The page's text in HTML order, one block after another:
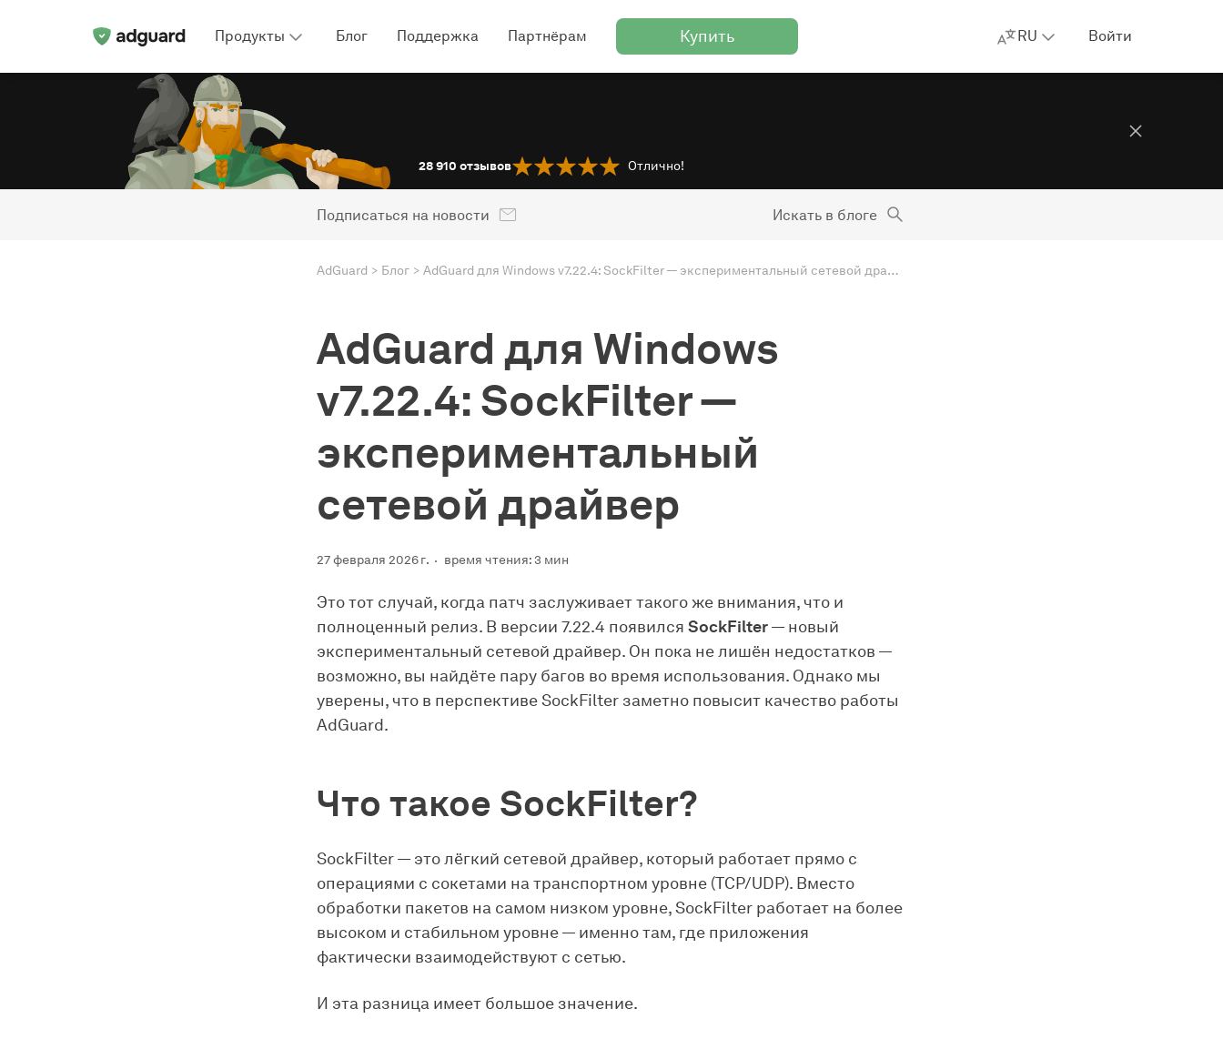
Продукты Блог Поддержка Партнёрам Купить RU Войти
28 910 отзывов Отлично!
Подписаться на новости Искать в блоге
AdGuard Блог AdGuard для Windows v7.22.4: SockFilter — экспериментальный сетевой драйвер
AdGuard для Windows
v7.22.4: SockFilter —
экспериментальный
сетевой драйвер
27 февраля 2026 г. время чтения: 3 мин
Это тот случай, когда патч заслуживает такого же внимания, что и
полноценный релиз. В версии 7.22.4 появился SockFilter— новый
экспериментальный сетевой драйвер. Он пока не лишён недостатков —
возможно, вы найдёте пару багов во время использования. Однако мы
уверены, что в перспективе SockFilter заметно повысит качество работы
AdGuard.
Что такое SockFilter?
SockFilter — это лёгкий сетевой драйвер, который работает прямо с
операциями с сокетами на транспортном уровне (TCP/UDP). Вместо
обработки пакетов на самом низком уровне, SockFilter работает на более
высоком и стабильном уровне — именно там, где приложения
фактически взаимодействуют с сетью.
И эта разница имеет большое значение.